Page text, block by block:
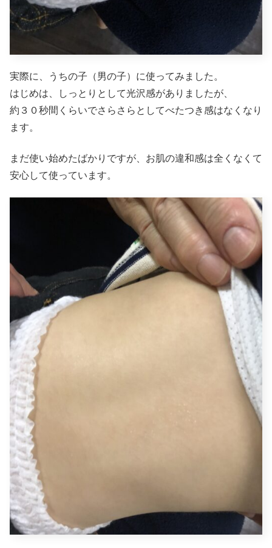
実際に、うちの子（男の子）に使ってみました。
はじめは、しっとりとして光沢感がありましたが、
約３０秒間くらいでさらさらとしてべたつき感はなくなり
ます。
まだ使い始めたばかりですが、お肌の違和感は全くなくて
安心して使っています。